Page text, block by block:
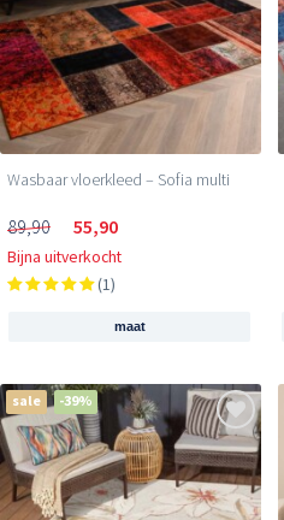
Wasbaar vloerkleed – Sofia multi
89,90 55,90
Bijna uitverkocht
(1)
maat
sale -39%